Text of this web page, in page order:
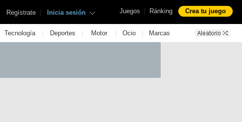
Juegos | Ránking Crea tu juego
Regístrate | Inicia sesión
Tecnología | Deportes | Motor | Ocio | Marcas